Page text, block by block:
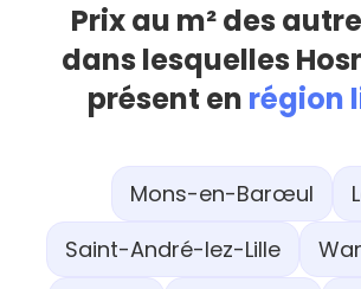
Prix au m² des
dans lesquelles
présent en région
Mons-en-Barœul
Saint-André-lez-Lille